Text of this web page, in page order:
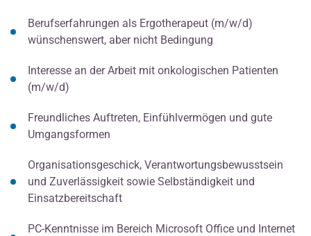
Berufserfahrungen als Ergotherapeut (m/w/d)
wünschenswert, aber nicht Bedingung
Interesse an der Arbeit mit onkologischen Patienten
(m/w/d)
Freundliches Auftreten, Einfühlvermögen und gute
Umgangsformen
Organisationsgeschick, Verantwortungsbewusstsein
und Zuverlässigkeit sowie Selbständigkeit und
Einsatzbereitschaft
PC-Kenntnisse im Bereich Microsoft Office und Internet